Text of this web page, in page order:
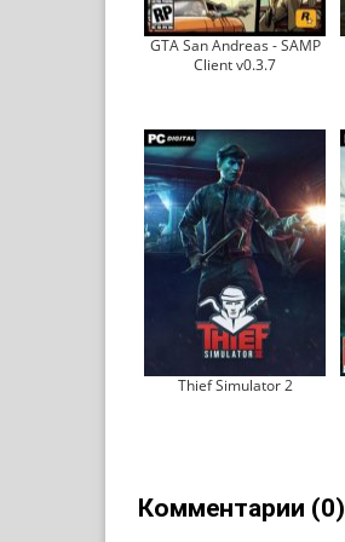
GTA San Andreas - SAMP
Client v0.3.7
Thief Simulator 2
Комментарии (0)